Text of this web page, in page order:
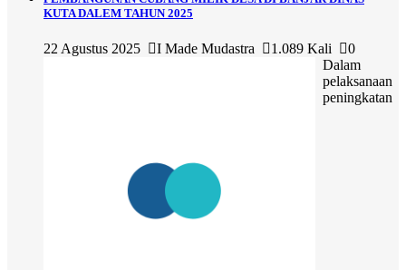
KUTA DALEM TAHUN 2025
22 Agustus 2025 I Made Mudastra 1.089 Kali
0
Dalam
pelaksanaan
peningkatan